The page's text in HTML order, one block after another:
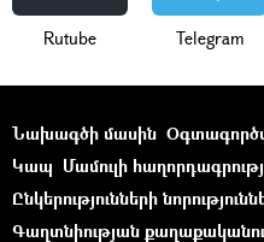
Rutube Telegram
Նախագծի մասին
Կապ Մամուլի
Ընկերությունների
Գաղտնիության